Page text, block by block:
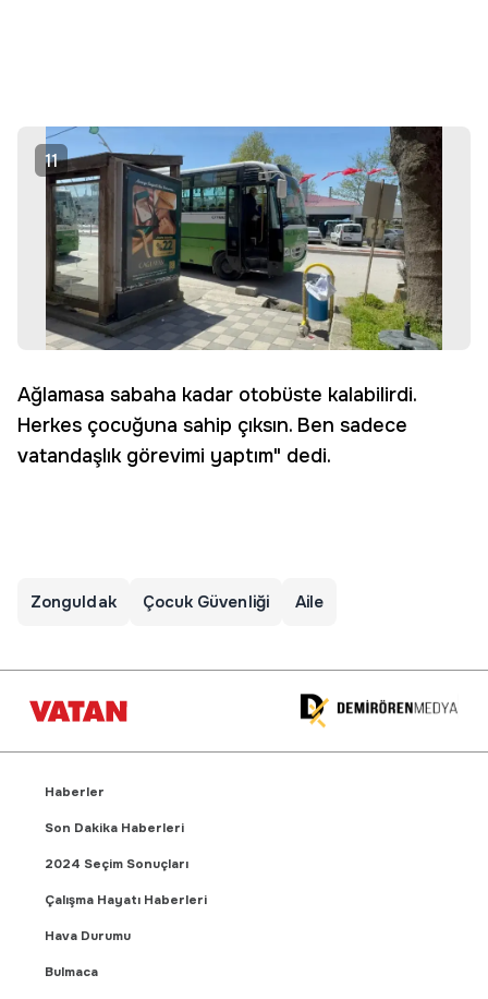
11
Ağlamasa sabaha kadar otobüste kalabilirdi.
Herkes çocuğuna sahip çıksın. Ben sadece
vatandaşlık görevimi yaptım" dedi.
Zonguldak Çocuk Güvenliği Aile
Haberler
Son Dakika Haberleri
2024 Seçim Sonuçları
Çalışma Hayatı Haberleri
Hava Durumu
Bulmaca